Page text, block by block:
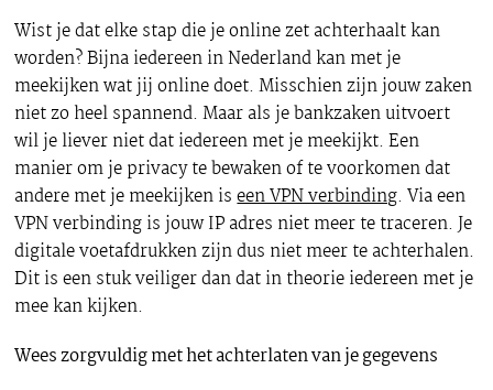
Wist je dat elke stap die je online zet achterhaalt kan
worden? Bijna iedereen in Nederland kan met je
meekijken wat jij online doet. Misschien zijn jouw zaken
niet zo heel spannend. Maar als je bankzaken uitvoert
wil je liever niet dat iedereen met je meekijkt. Een
manier om je privacy te bewaken of te voorkomen dat
andere met je meekijken iseen VPN verbinding. Via een
VPN verbinding is jouw IP adres niet meer te traceren. Je
digitale voetafdrukken zijn dus niet meer te achterhalen.
Dit is een stuk veiliger dan dat in theorie iedereen met je
mee kan kijken.
Wees zorgvuldig met het achterlaten van je gegevens